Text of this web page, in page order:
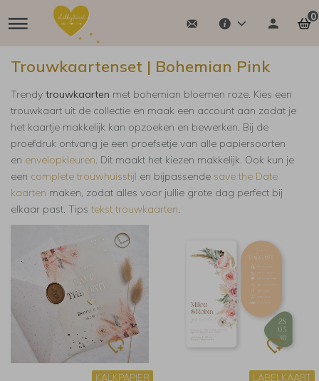
0
Trouwkaartenset | Bohemian Pink
Trendy trouwkaarten met bohemian bloemen roze. Kies een
trouwkaart uit de collectie en maak een account aan zodat je
het kaartje makkelijk kan opzoeken en bewerken. Bij de
proefdruk ontvang je een proefsetje van alle papiersoorten
en envelopkleuren. Dit maakt het kiezen makkelijk. Ook kun je
een complete trouwhuisstijl en bijpassende save the Date
kaarten maken, zodat alles voor jullie grote dag perfect bij
elkaar past. Tips tekst trouwkaarten.
KALKPAPIER LABELKAART